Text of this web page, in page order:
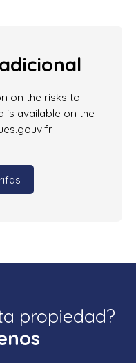
on the risks to
is available on the
propiedad?